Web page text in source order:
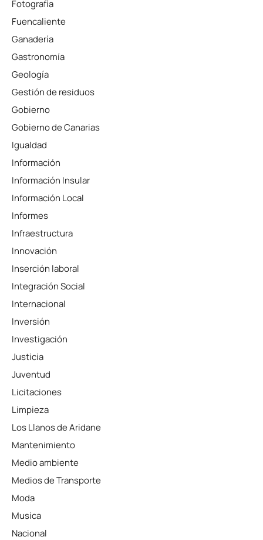
Fotografía
Fuencaliente
Ganadería
Gastronomía
Geología
Gestión de residuos
Gobierno
Gobierno de Canarias
Igualdad
Información
Información Insular
Información Local
Informes
Infraestructura
Innovación
Inserción laboral
Integración Social
Internacional
Inversión
Investigación
Justicia
Juventud
Licitaciones
Limpieza
Los Llanos de Aridane
Mantenimiento
Medio ambiente
Medios de Transporte
Moda
Musica
Nacional